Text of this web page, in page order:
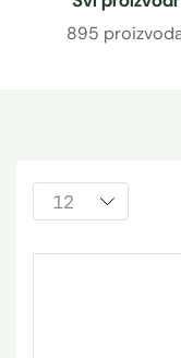
895